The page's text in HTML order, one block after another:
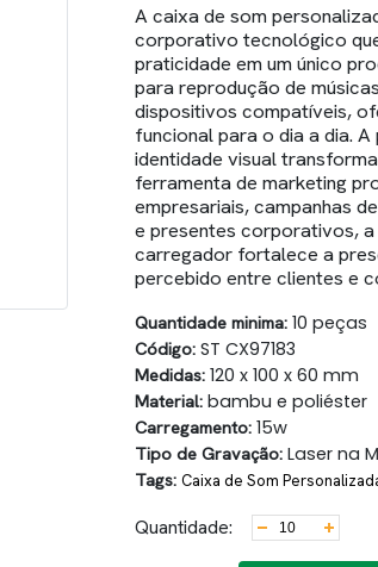
A caixa de som
corporativo tecnológico
praticidade em um único
para reprodução de
dispositivos compatíveis,
funcional para o dia a dia.
identidade visual
ferramenta de marketing
empresariais, campanhas
e presentes corporativos,
carregador fortalece a
percebido entre clientes e
Quantidade minima: 10 peças
Código: ST CX97183
Medidas: 120 x 100 x 60 mm
Material: bambu e poliéster
Carregamento: 15w
Tipo de Gravação: Laser na
Tags: Caixa de Som
Quantidade: